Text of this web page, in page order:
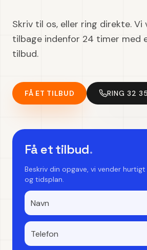
Skriv til os, eller ring direkte. Vi
tilbage indenfor 24 timer med
tilbud.
FÅ ET TILBUD RING 32 35
Få et tilbud.
Beskriv din opgave, vi vender
og tidsplan.